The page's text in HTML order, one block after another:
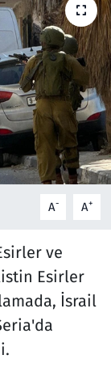
A- A+
ve
Esirler
İsrail